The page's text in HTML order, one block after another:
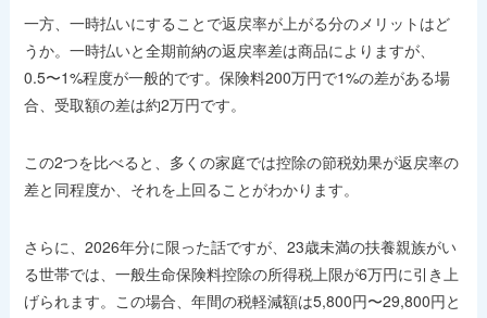
一方、一時払いにすることで返戻率が上がる分のメリットはど
うか。一時払いと全期前納の返戻率差は商品によりますが、
0.5〜1%程度が一般的です。保険料200万円で1%の差がある場
合、受取額の差は約2万円です。
この2つを比べると、多くの家庭では控除の節税効果が返戻率の
差と同程度か、それを上回ることがわかります。
さらに、2026年分に限った話ですが、23歳未満の扶養親族がい
る世帯では、一般生命保険料控除の所得税上限が6万円に引き上
げられます。この場合、年間の税軽減額は5,800円〜29,800円と